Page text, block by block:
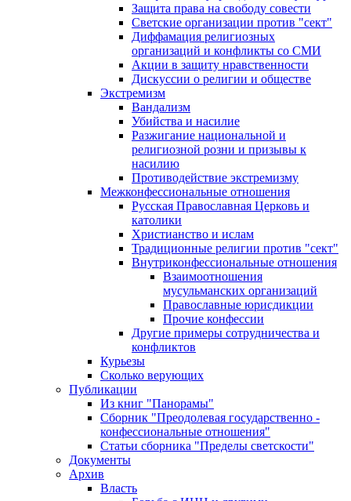
Защита права на свободу совести
Светские организации против "сект"
Диффамация религиозных
организаций и конфликты со СМИ
Акции в защиту нравственности
Дискуссии о религии и обществе
Экстремизм
Вандализм
Убийства и насилие
Разжигание национальной и
религиозной розни и призывы к
насилию
Противодействие экстремизму
Межконфессиональные отношения
Русская Православная Церковь и
католики
Христианство и ислам
Традиционные религии против "сект"
Внутриконфессиональные отношения
Взаимоотношения
мусульманских организаций
Православные юрисдикции
Прочие конфессии
Другие примеры сотрудничества и
конфликтов
Курьезы
Сколько верующих
Публикации
Из книг "Панорамы"
Сборник "Преодолевая государственно -
конфессиональные отношения"
Статьи сборника "Пределы светскости"
Документы
Архив
Власть